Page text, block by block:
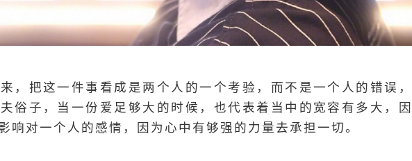
，把这一件事看成是两个人的一个考验，而不是一个人的错误
俗子，当一份爱足够大的时候，也代表着当中的宽容有多大，
响对一个人的感情，因为心中有够强的力量去承担一切。